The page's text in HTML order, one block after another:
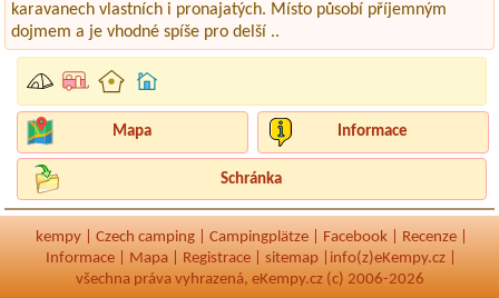
karavanech vlastních i pronajatých. Místo působí příjemným
dojmem a je vhodné spíše pro delší ..
Mapa Informace
Schránka
kempy Czech camping Campingplätze Facebook Recenze
Informace
Mapa Registrace sitemap
info(z)eKempy.cz |
všechna práva vyhrazená, eKempy.cz (c) 2006-2026